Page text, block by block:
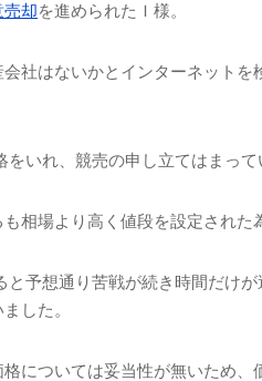
売却を進められたＩ様。
社はないかとインターネット
いれ、競売の申し立てはまって
相場より高く値段を設定された
想通り苦戦が続き時間だけが
した。
については妥当性が無いため、